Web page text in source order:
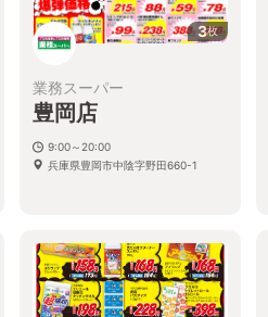
3枚
業務スーパー
豊岡店
9:00～20:00
兵庫県豊岡市中陰字野田660-1